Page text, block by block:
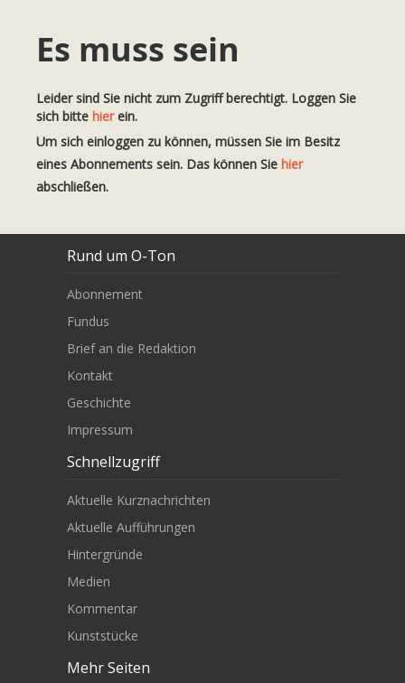
Es muss sein
Leider sind Sie nicht zum Zugriff berechtigt. Loggen Sie
sich bitte hierein.
Um sich einloggen zu können, müssen Sie im Besitz
eines Abonnements sein. Das können Sie hier
abschließen.
Rund um O-Ton
Abonnement
Fundus
Brief an die Redaktion
Kontakt
Geschichte
Impressum
Schnellzugriff
Aktuelle Kurznachrichten
Aktuelle Aufführungen
Hintergründe
Medien
Kommentar
Kunststücke
Mehr Seiten